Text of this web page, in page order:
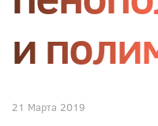
и
21 Марта 2019